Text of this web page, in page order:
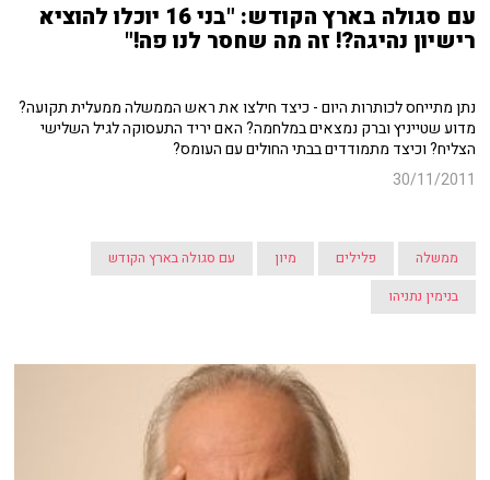
עם סגולה בארץ הקודש: "בני 16 יוכלו להוציא
רישיון נהיגה?! זה מה שחסר לנו פה!"
נתן מתייחס לכותרות היום - כיצד חילצו את ראש הממשלה ממעלית תקועה?
מדוע שטייניץ וברק נמצאים במלחמה? האם יריד התעסוקה לגיל השלישי
הצליח? וכיצד מתמודדים בבתי החולים עם העומס?
30/11/2011
ממשלה פלילים מיון
עם סגולה בארץ הקודש
בנימין נתניהו